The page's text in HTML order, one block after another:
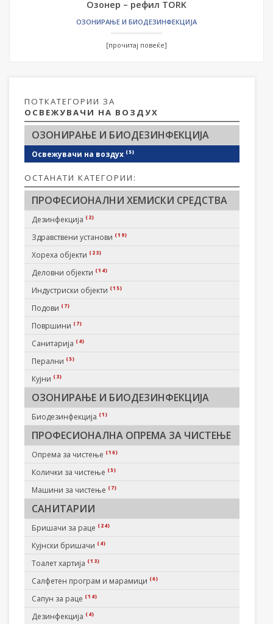
ПОТКАТЕГОРИИ ЗА
ОСВЕЖУВАЧИ НА ВОЗДУХ
ОЗОНИРАЊЕ И БИОДЕЗИНФЕКЦИЈА
Освежувачи на воздух (5)
ОСТАНАТИ КАТЕГОРИИ:
ПРОФЕСИОНАЛНИ ХЕМИСКИ СРЕДСТВА
Дезинфекција (2)
Здравствени установи (19)
Хореха објекти (23)
Деловни објекти (14)
Индустриски објекти (15)
Подови (7)
Површини (7)
Санитарија (4)
Перални (5)
Кујни (3)
ОЗОНИРАЊЕ И БИОДЕЗИНФЕКЦИЈА
Биодезинфекција (1)
ПРОФЕСИОНАЛНА ОПРЕМА ЗА ЧИСТЕЊЕ
Опрема за чистење (16)
Колички за чистење (5)
Машини за чистење (7)
САНИТАРИИ
Бришачи за раце (24)
Кујнски бришачи (4)
Тоалет хартија (13)
Салфетен програм и марамици (6)
Сапун за раце (14)
Дезинфекција (4)
Озонер – рефил TORK
ОЗОНИРАЊЕ И БИОДЕЗИНФЕКЦИЈА
[прочитај повеќе]